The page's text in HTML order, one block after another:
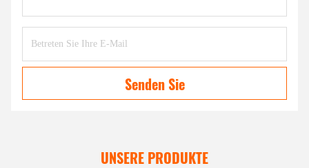
Senden Sie
UNSERE PRODUKTE